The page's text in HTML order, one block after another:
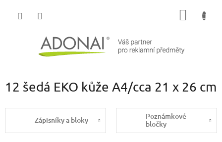
12 šedá EKO kůže A4/cca 21 x 26 cm
Zápisníky a bloky
Poznámkové
bločky